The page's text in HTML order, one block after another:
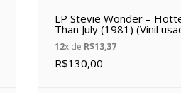
LP Stevie Wonder –
Than July (1981) (Vinil
12x de R$13,37
R$130,00